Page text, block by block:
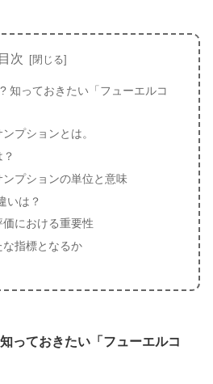
目次
知っておきたい「フューエルコ
プションとは。
プションの単位と意味
いは？
における重要性
な指標となるか
っておきたい「フューエルコ